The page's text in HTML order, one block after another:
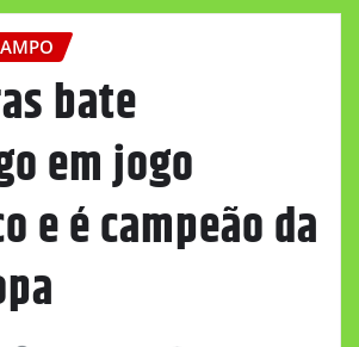
bate
em jogo
e é campeão da